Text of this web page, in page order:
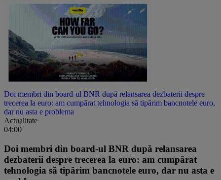
Doi membri din board-ul BNR după relansarea dezbaterii despre
trecerea la euro: am cumpărat tehnologia să tipărim bancnotele euro,
dar nu asta e problema
Actualitate
04:00
Doi membri din board-ul BNR după relansarea
dezbaterii despre trecerea la euro: am cumpărat
tehnologia să tipărim bancnotele euro, dar nu asta e